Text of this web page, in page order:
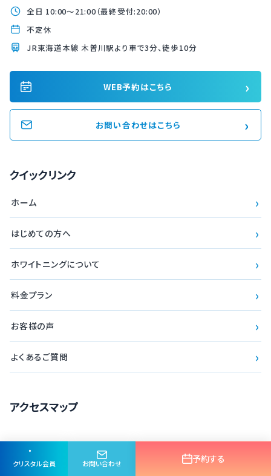
クリスタル会員 お問い合わせ 予約する
全日 10:00〜21:00（最終受付:20:00）
不定休
JR東海道本線 木曽川駅より車で3分、徒歩10分
WEB予約はこちら ›
お問い合わせはこちら ›
クイックリンク
ホーム ›
はじめての方へ ›
ホワイトニングについて ›
料金プラン ›
お客様の声 ›
よくあるご質問 ›
アクセスマップ